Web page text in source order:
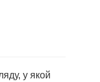
у якой